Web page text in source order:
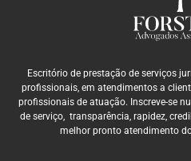
Escritório de prestação de serviços
profissionais, em atendimentos a
profissionais de atuação. Inscreve-se
de serviço, transparência, rapidez,
melhor pronto atendimento